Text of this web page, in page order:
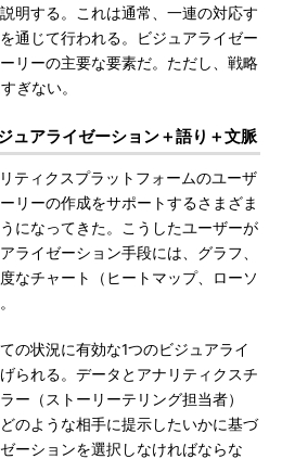
明する。これは通常、一連の対応す
通じて行われる。ビジュアライゼー
リーの主要な要素だ。ただし、戦略
ぎない。
ュアライゼーション＋語り＋文脈
ティクスプラットフォームのユーザ
リーの作成をサポートするさまざま
になってきた。こうしたユーザーが
ライゼーション手段には、グラフ、
なチャート（ヒートマップ、ローソ
の状況に有効な1つのビジュアライ
られる。データとアナリティクスチ
ー（ストーリーテリング担当者）
のような相手に提示したいかに基づ
ーションを選択しなければならな